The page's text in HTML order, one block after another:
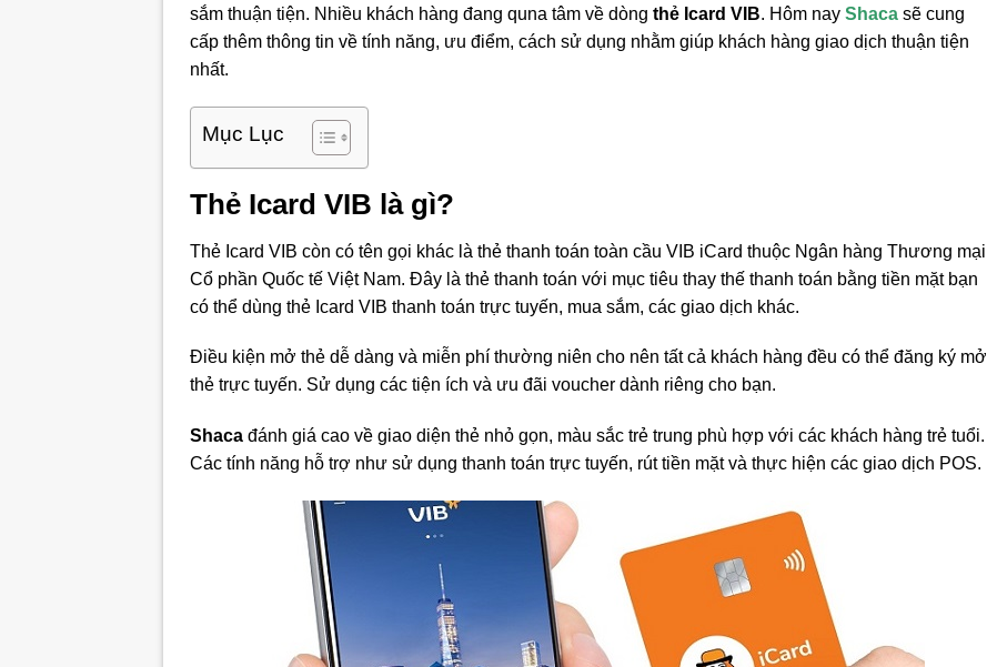
sắm thuận tiện. Nhiều khách hàng đang quna tâm về dòng thẻ Icard VIB. Hôm nay Shaca sẽ cung
cấp thêm thông tin về tính năng, ưu điểm, cách sử dụng nhằm giúp khách hàng giao dịch thuận tiện
nhất.
Mục Lục
Thẻ Icard VIB là gì?
Thẻ Icard VIB còn có tên gọi khác là thẻ thanh toán toàn cầu VIB iCard thuộc Ngân hàng Thương mại
Cổ phần Quốc tế Việt Nam. Đây là thẻ thanh toán với mục tiêu thay thế thanh toán bằng tiền mặt bạn
có thể dùng thẻ Icard VIB thanh toán trực tuyến, mua sắm, các giao dịch khác.
Điều kiện mở thẻ dễ dàng và miễn phí thường niên cho nên tất cả khách hàng đều có thể đăng ký mở
thẻ trực tuyến. Sử dụng các tiện ích và ưu đãi voucher dành riêng cho bạn.
Shaca đánh giá cao về giao diện thẻ nhỏ gọn, màu sắc trẻ trung phù hợp với các khách hàng trẻ tuổi.
Các tính năng hỗ trợ như sử dụng thanh toán trực tuyến, rút tiền mặt và thực hiện các giao dịch POS.